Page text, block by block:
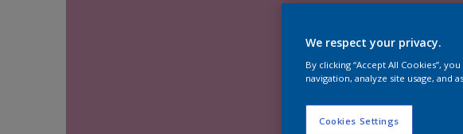
We respect your privacy.
By clicking “Accept All Cookies”,
navigation, analyze site usage, and
Cookies Settings